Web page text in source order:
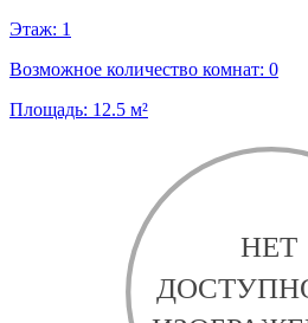
Этаж: 1
Возможное количество комнат: 0
Площадь: 12.5 м²